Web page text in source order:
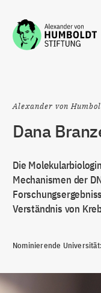
Zum Inhalt springen
Alexander von
Dana
Die
Mechanismen der
Verständnis von
Nominierende Universität: